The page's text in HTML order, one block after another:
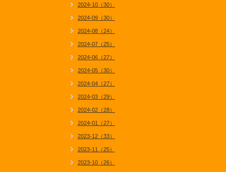
2024-10（30）
2024-09（30）
2024-08（24）
2024-07（25）
2024-06（27）
2024-05（30）
2024-04（27）
2024-03（29）
2024-02（28）
2024-01（27）
2023-12（33）
2023-11（25）
2023-10（26）